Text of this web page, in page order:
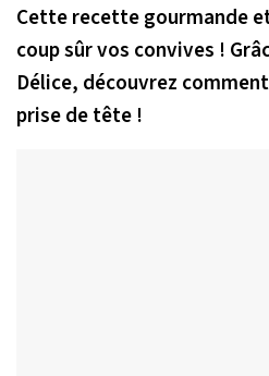
Cette recette gourmande
coup sûr vos convives !
Délice, découvrez
prise de tête !